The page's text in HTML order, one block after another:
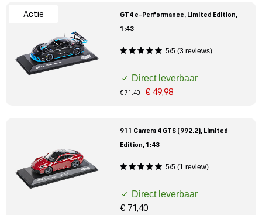
Actie
GT4 e-Performance, Limited Edition,
1:43
5/5 (3 reviews)
Direct leverbaar
€ 71,40 € 49,98
911 Carrera 4 GTS (992.2), Limited
Edition, 1:43
5/5 (1 review)
Direct leverbaar
€ 71,40